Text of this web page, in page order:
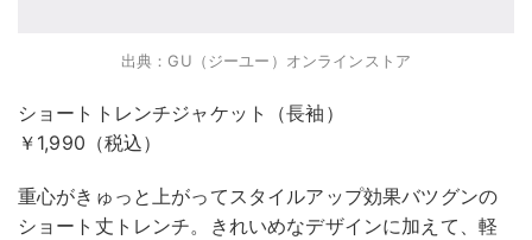
出典：GU（ジーユー）オンラインストア
ショートトレンチジャケット（長袖）
￥1,990（税込）
重心がきゅっと上がってスタイルアップ効果バツグンの
ショート丈トレンチ。きれいめなデザインに加えて、軽